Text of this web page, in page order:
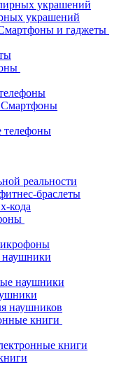
украшений
и гаджеты
Смартфоны
телефоны
реальности
браслеты
кода
наушники
наушники
наушников
книги
книги